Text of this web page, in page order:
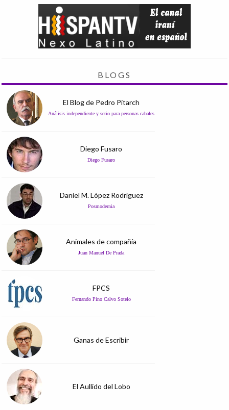
BLOGS
El Blog de Pedro Pitarch
Análisis independiente y serio para personas cabales
Diego Fusaro
Diego Fusaro
Daniel M. López Rodríguez
Posmodernia
Animales de compañía
Juan Manuel De Prada
FPCS
Fernando Pino Calvo Sotelo
Ganas de Escribir
El Aullido del Lobo